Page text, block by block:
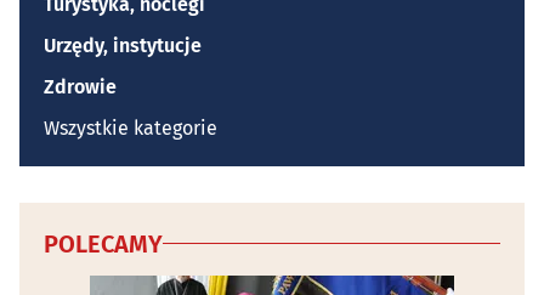
Urzędy, instytucje
Zdrowie
Wszystkie kategorie
POLECAMY